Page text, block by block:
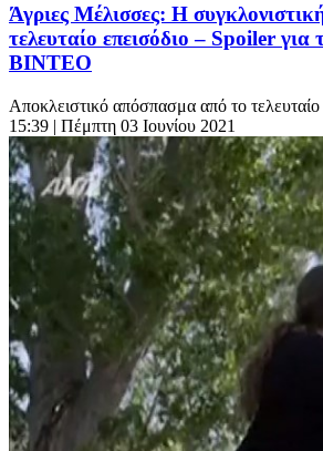
Άγριες Μέλισσες: Η
τελευταίο επεισόδιο – Spoiler για
ΒΙΝΤΕΟ
Αποκλειστικό απόσπασμα από το τελευταίο
15:39 | Πέμπτη 03 Ιουνίου 2021